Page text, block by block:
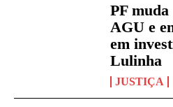
PF
AGU e
em
Lulinha
JUSTIÇA